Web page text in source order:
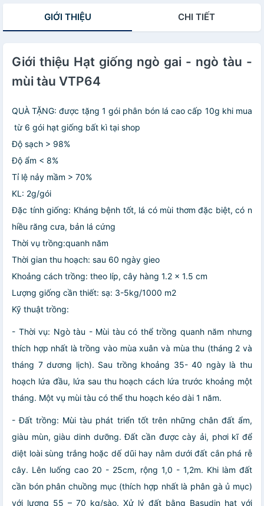
GIỚI THIỆU CHI TIẾT
Giới thiệu Hạt giống ngò gai - ngò tàu -
mùi tàu VTP64
QUÀ TẶNG: được tặng 1 gói phân bón lá cao cấp 10g khi mua
từ 6 gói hạt giống bất kì tại shop
Độ sạch > 98%
Độ ẩm < 8%
Tỉ lệ nảy mầm > 70%
KL: 2g/gói
Đặc tính giống: Kháng bệnh tốt, lá có mùi thơm đặc biệt, có n
hiều răng cưa, bản lá cứng
Thời vụ trồng:quanh năm
Thời gian thu hoạch: sau 60 ngày gieo
Khoảng cách trồng: theo líp, cây hàng 1.2 x 1.5 cm
Lượng giống cần thiết: sạ: 3-5kg/1000 m2
Kỹ thuật trồng:
- Thời vụ: Ngò tàu - Mùi tàu có thể trồng quanh năm nhưng
thích hợp nhất là trồng vào mùa xuân và mùa thu (tháng 2 và
tháng 7 dương lịch). Sau trồng khoảng 35- 40 ngày là thu
hoạch lứa đầu, lứa sau thu hoạch cách lứa trước khoảng một
tháng. Một vụ mùi tàu có thể thu hoạch kéo dài 1 năm.
- Đất trồng: Mùi tàu phát triển tốt trên những chân đất ẩm,
giàu mùn, giàu dinh dưỡng. Đất cần được cày ải, phơi kĩ để
diệt loài sùng trắng hoặc dế dũi hay nằm dưới đất cắn phá rễ
cây. Lên luống cao 20 - 25cm, rộng 1,0 - 1,2m. Khi làm đất
cần bón phân chuồng mục (thích hợp nhất là phân gà ủ mục)
với lượng 55 – 70 kg/sào. Xử lý đất bằng Basudin hạt với